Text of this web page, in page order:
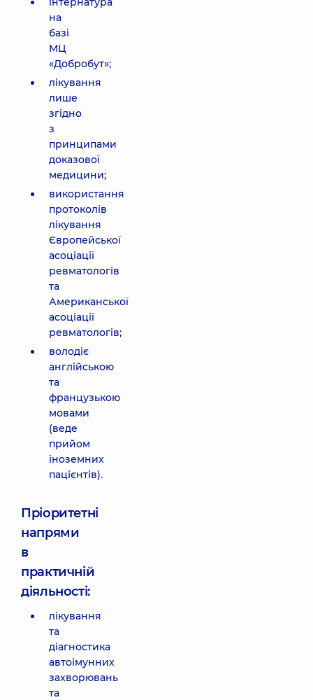
на
базі
МЦ
«Добробут»;
лікування
лише
згідно
з
принципами
доказової
медицини;
використання
протоколів
лікування
Європейської
асоціації
ревматологів
та
Американської
асоціації
ревматологів;
володіє
англійською
та
французькою
мовами
(веде
прийом
іноземних
пацієнтів).
Пріоритетні
напрями
в
практичній
діяльності:
лікування
та
діагностика
автоімунних
захворювань
та